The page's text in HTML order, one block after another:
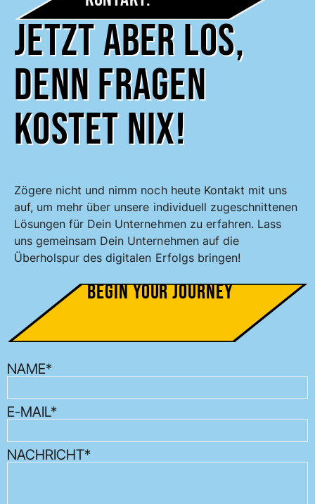
Jetzt aber los,
denn Fragen
kostet nix!
Zögere nicht und nimm noch heute Kontakt mit uns
auf, um mehr über unsere individuell zugeschnittenen
Lösungen für Dein Unternehmen zu erfahren. Lass
uns gemeinsam Dein Unternehmen auf die
Überholspur des digitalen Erfolgs bringen!
Begin your Journey
NAME*
E-MAIL*
NACHRICHT*